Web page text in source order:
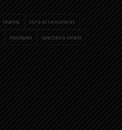
cinéma livre et rencontres
musiques spectacle vivant